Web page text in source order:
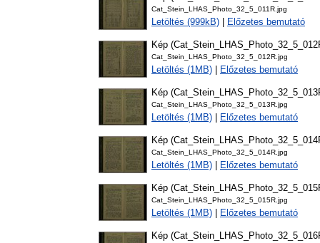
Cat_Stein_LHAS_Photo_32_5_011R.jpg
Letöltés (999kB) Előzetes bemutató
Kép
Cat_Stein_LHAS_Photo_32_5_012R.jpg
Letöltés (1MB) Előzetes bemutató
Kép
Cat_Stein_LHAS_Photo_32_5_013R.jpg
Letöltés (1MB) Előzetes bemutató
Kép
Cat_Stein_LHAS_Photo_32_5_014R.jpg
Letöltés (1MB) Előzetes bemutató
Kép
Cat_Stein_LHAS_Photo_32_5_015R.jpg
Letöltés (1MB) Előzetes bemutató
Kép